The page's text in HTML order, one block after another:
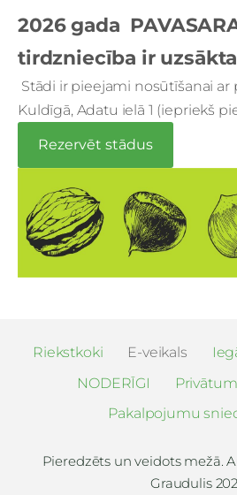
2026 gada
tirdzniecība ir
Stādi ir pieejami nosūtīšanai ar
Kuldīgā, Adatu ielā 1 (iepriekš
Rezervēt stādus
Riekstkoki E-veikals
NODERĪGI
Pakalpojumu
Pieredzēts un veidots mežā.
Graudulis